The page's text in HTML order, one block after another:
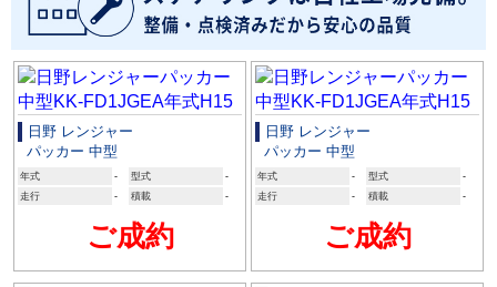
日野 レンジャー
パッカー 中型
年式 - 型式
-
走行
- 積載 -
ご成約
日野 レンジャー
パッカー 中型
年式 - 型式
-
走行
- 積載 -
ご成約